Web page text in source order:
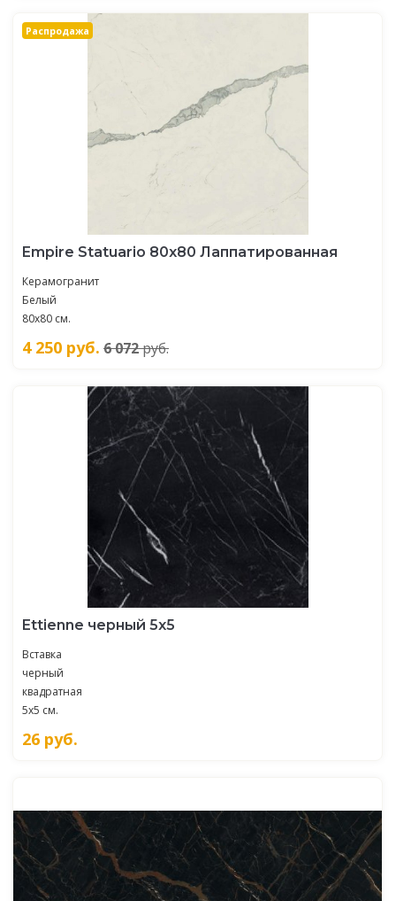
Распродажа
Empire Statuario 80x80 Лаппатированная
Керамогранит
Белый
80x80 см.
4 250 руб. 6 072руб.
Ettienne черный 5х5
Вставка
черный
квадратная
5x5 см.
26 руб.